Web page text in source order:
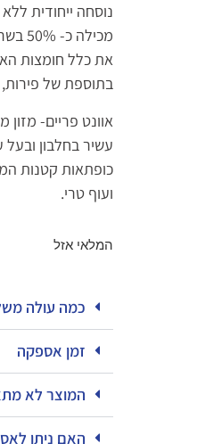
נוסחה ייחודית
את כלל חומצות
בתוספת של פירות,
עשיר בחלבון
ועוף טרי.
המלאי אזל
כמה עולה
זמן אספקה
המוצר לא
האם ניתן